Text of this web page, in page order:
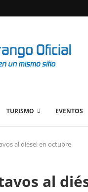
TURISMO EVENTOS
al diésel en octubre
al